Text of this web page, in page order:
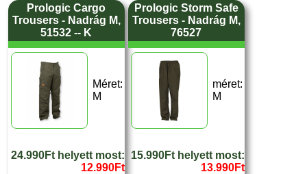
Prologic Cargo
Trousers - Nadrág M,
51532 -- K
Méret:
M
24.990Ft helyett most:
12.990Ft
Prologic Storm Safe
Trousers - Nadrág M,
76527
méret:
M
15.990Ft helyett most:
13.990Ft